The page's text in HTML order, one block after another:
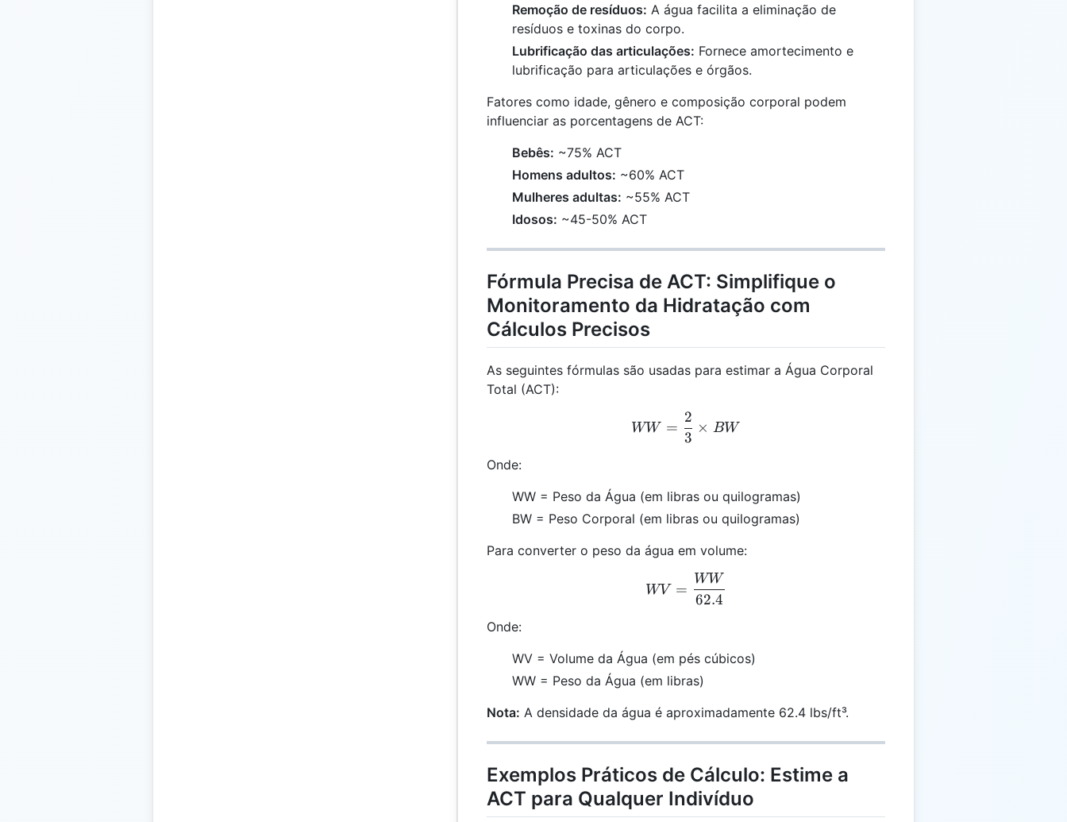
Remoção de resíduos: A água facilita a eliminação de
resíduos e toxinas do corpo.
Lubrificação das articulações: Fornece amortecimento e
lubrificação para articulações e órgãos.
Fatores como idade, gênero e composição corporal podem
influenciar as porcentagens de ACT:
Bebês: ~75% ACT
Homens adultos: ~60% ACT
Mulheres adultas: ~55% ACT
Idosos: ~45-50% ACT
Fórmula Precisa de ACT: Simplifique o
Monitoramento da Hidratação com
Cálculos Precisos
As seguintes fórmulas são usadas para estimar a Água Corporal
Total (ACT):
WW = \frac{2}{3} \times BW
WW =
3
2
× BW
Onde:
WW = Peso da Água (em libras ou quilogramas)
BW = Peso Corporal (em libras ou quilogramas)
Para converter o peso da água em volume:
WV = \frac{WW}{62.4}
WV =
62.4
WW
Onde:
WV = Volume da Água (em pés cúbicos)
WW = Peso da Água (em libras)
Nota: A densidade da água é aproximadamente 62.4 lbs/ft³.
Exemplos Práticos de Cálculo: Estime a
ACT para Qualquer Indivíduo